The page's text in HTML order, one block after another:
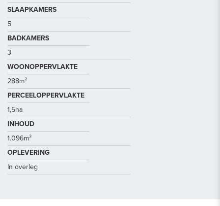
SLAAPKAMERS
5
BADKAMERS
3
WOONOPPERVLAKTE
288m²
PERCEELOPPERVLAKTE
1,5ha
INHOUD
1.096m³
OPLEVERING
In overleg